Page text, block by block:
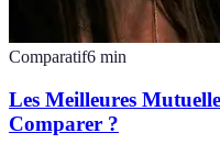
Comparatif6 min
Les Meilleures
Comparer ?